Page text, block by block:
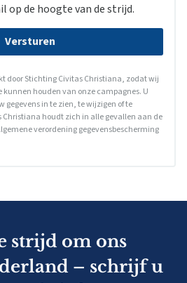
op de hoogte van de strijd.
Versturen
door Stichting Civitas Christiana, zodat wij
kunnen houden van onze campagnes. U
gegevens in te zien, te wijzigen of te
houdt zich in alle gevallen aan de
verordening gegevensbescherming
strijd om ons
– schrijf u